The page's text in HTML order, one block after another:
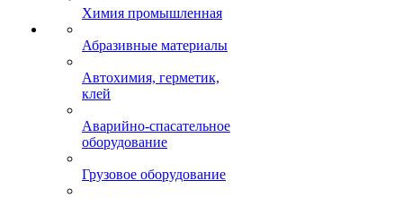
Химия промышленная
Абразивные материалы
Автохимия, герметик,
клей
Аварийно-спасательное
оборудование
Грузовое оборудование